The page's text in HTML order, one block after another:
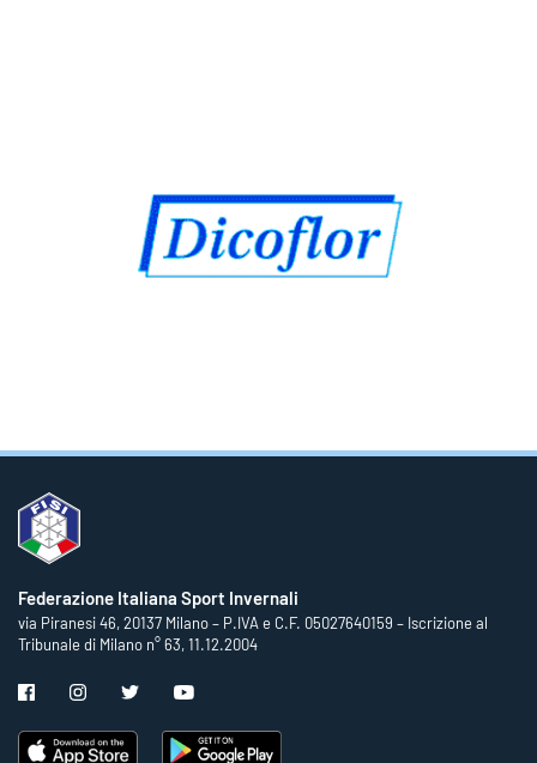
Federazione Italiana Sport Invernali
via Piranesi 46, 20137 Milano – P.IVA e C.F. 05027640159 – Iscrizione al
Tribunale di Milano n° 63, 11.12.2004